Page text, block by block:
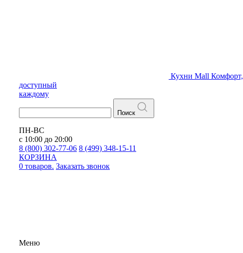
Кухни Mall Комфорт,
доступный
каждому
Поиск
ПН-ВС
с 10:00 до 20:00
8 (800) 302-77-06 8 (499) 348-15-11
КОРЗИНА
0 товаров. Заказать звонок
Меню